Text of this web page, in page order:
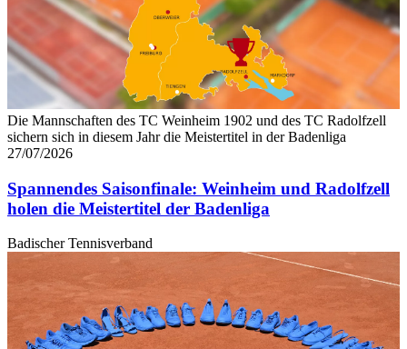
Die Mannschaften des TC Weinheim 1902 und des TC Radolfzell
sichern sich in diesem Jahr die Meistertitel in der Badenliga
27/07/2026
Spannendes Saisonfinale: Weinheim und Radolfzell
holen die Meistertitel der Badenliga
Badischer Tennisverband